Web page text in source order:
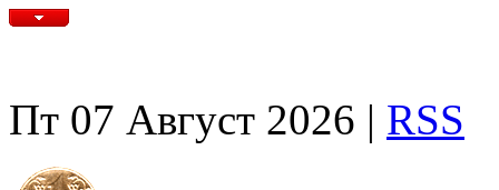
Пт 07 Август 2026 | RSS